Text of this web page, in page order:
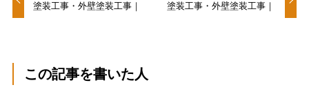
塗装工事・外壁塗装工事｜
塗装工事・外壁塗装工事｜
この記事を書いた人